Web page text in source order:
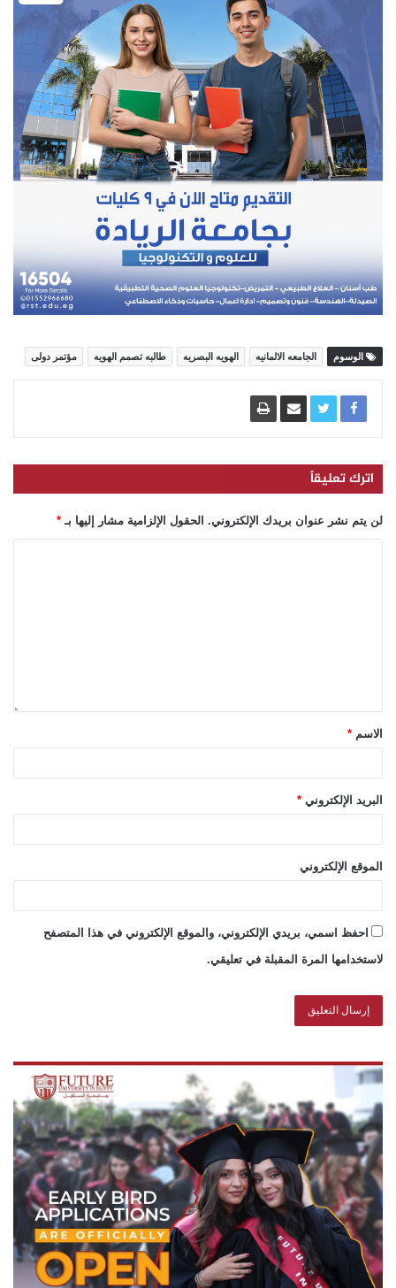
الوسوم الجامعه الالمانيه الهويه البصريه طالبه تصمم الهويه مؤتمر دولى
اترك تعليقاً
لن يتم نشر عنوان بريدك الإلكتروني. الحقول الإلزامية مشار إليها بـ *
الاسم *
البريد الإلكتروني *
الموقع الإلكتروني
احفظ اسمي، بريدي الإلكتروني، والموقع الإلكتروني في هذا المتصفح
لاستخدامها المرة المقبلة في تعليقي.